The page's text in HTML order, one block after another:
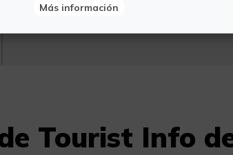
Tourist Info
Más información